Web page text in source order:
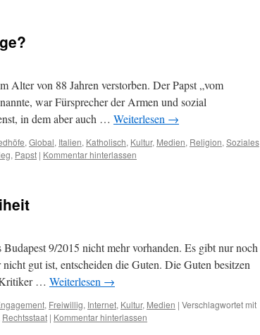
Alter von 88 Jahren verstorben. Der Papst „vom
war Fürsprecher der Armen und sozial
in dem aber auch … Weiterlesen →
, Global, Italien, Katholisch, Kultur, Medien, Religion, Soziales
, Papst | Kommentar hinterlassen
9/2015 nicht mehr vorhanden. Es gibt nur noch
gut ist, entscheiden die Guten. Die Guten besitzen
Kritiker … Weiterlesen →
, Freiwillig, Internet, Kultur, Medien | Verschlagwortet mit
Rechtsstaat | Kommentar hinterlassen